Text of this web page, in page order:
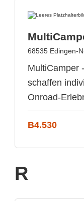
68535 Edingen-
MultiCamper
schaffen
Onroad-
B4.530
R